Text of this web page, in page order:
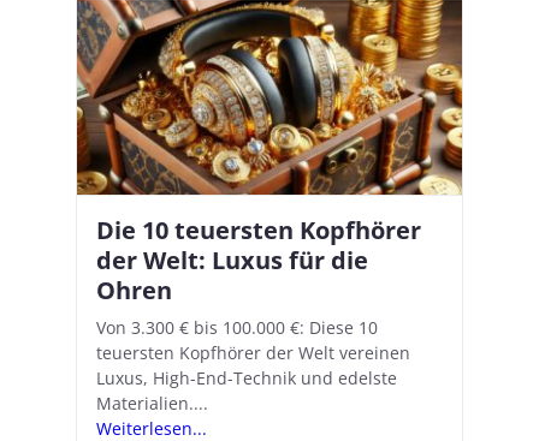
Die 10 teuersten Kopfhörer
der Welt: Luxus für die
Ohren
Von 3.300 € bis 100.000 €: Diese 10
teuersten Kopfhörer der Welt vereinen
Luxus, High-End-Technik und edelste
Materialien....
Weiterlesen...
Apple AirPods Pro 2 und iOS
18.1: So richtet ihr das neue
Hörgeräte-Feature ein
Mit iOS 18.1 und den AirPods Pro 2
verwandelt Apple seine In-Ear-Kopfhörer
in kostengünstige Hörhilfen. In wenigen
Schritten...
Weiterlesen...